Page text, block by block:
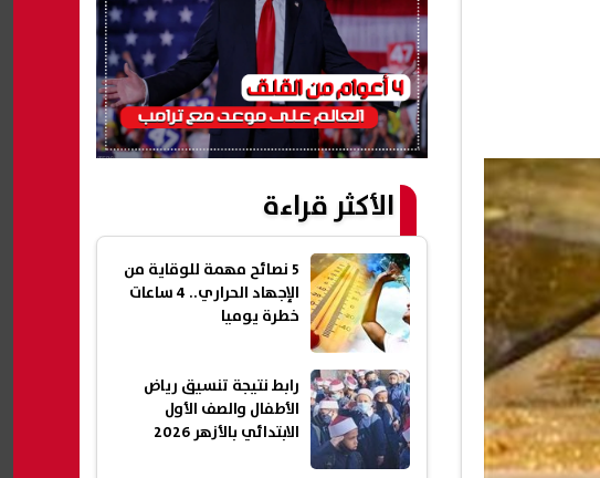
الأكثر قراءة
5 نصائح مهمة للوقاية من
الإجهاد الحراري.. 4 ساعات
خطرة يوميا
رابط نتيجة تنسيق رياض
الأطفال والصف الأول
الابتدائي بالأزهر 2026